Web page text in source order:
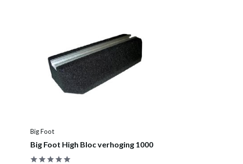
Big Foot
Big Foot High Bloc verhoging 1000